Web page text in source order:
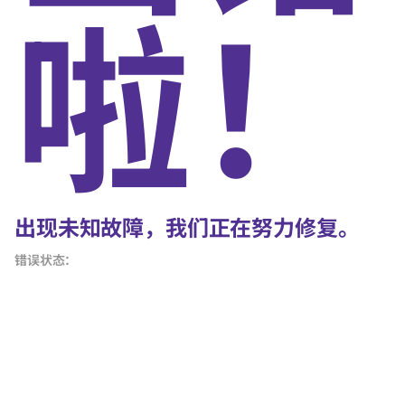
啦！
出现未知故障，我们正在努力修复。
错误状态：